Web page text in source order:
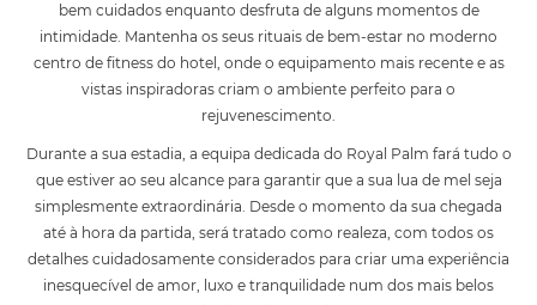
bem cuidados enquanto desfruta de alguns momentos de
intimidade. Mantenha os seus rituais de bem-estar no moderno
centro de fitness do hotel, onde o equipamento mais recente e as
vistas inspiradoras criam o ambiente perfeito para o
rejuvenescimento.
Durante a sua estadia, a equipa dedicada do Royal Palm fará tudo o
que estiver ao seu alcance para garantir que a sua lua de mel seja
simplesmente extraordinária. Desde o momento da sua chegada
até à hora da partida, será tratado como realeza, com todos os
detalhes cuidadosamente considerados para criar uma experiência
inesquecível de amor, luxo e tranquilidade num dos mais belos